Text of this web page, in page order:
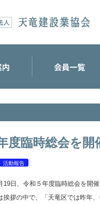
度臨時総会を開
活動報告
19日、令和５年度臨時総会を開催
挨拶の中で、「天竜区では昨年